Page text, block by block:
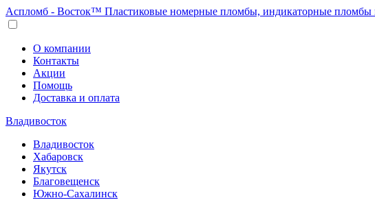
Аспломб - Восток™ Пластиковые номерные пломбы, индикаторные пломбы
О компании
Контакты
Акции
Помощь
Доставка и оплата
Владивосток
Владивосток
Хабаровск
Якутск
Благовещенск
Южно-Сахалинск